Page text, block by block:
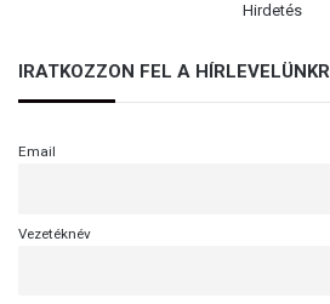
Hirdetés
IRATKOZZON FEL A
Email
Vezetéknév